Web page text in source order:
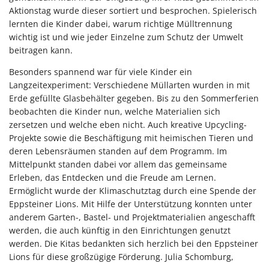
Aktionstag wurde dieser sortiert und besprochen. Spielerisch
lernten die Kinder dabei, warum richtige Mülltrennung
wichtig ist und wie jeder Einzelne zum Schutz der Umwelt
beitragen kann.
Besonders spannend war für viele Kinder ein
Langzeitexperiment: Verschiedene Müllarten wurden in mit
Erde gefüllte Glasbehälter gegeben. Bis zu den Sommerferien
beobachten die Kinder nun, welche Materialien sich
zersetzen und welche eben nicht. Auch kreative Upcycling-
Projekte sowie die Beschäftigung mit heimischen Tieren und
deren Lebensräumen standen auf dem Programm. Im
Mittelpunkt standen dabei vor allem das gemeinsame
Erleben, das Entdecken und die Freude am Lernen.
Ermöglicht wurde der Klimaschutztag durch eine Spende der
Eppsteiner Lions. Mit Hilfe der Unterstützung konnten unter
anderem Garten-, Bastel- und Projektmaterialien angeschafft
werden, die auch künftig in den Einrichtungen genutzt
werden. Die Kitas bedankten sich herzlich bei den Eppsteiner
Lions für diese großzügige Förderung. Julia Schomburg,